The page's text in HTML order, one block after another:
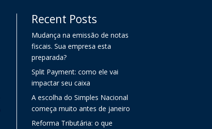
Recent Posts
Mudança na emissão de notas
fiscais. Sua empresa esta
preparada?
Split Payment: como ele vai
impactar seu caixa
A escolha do Simples Nacional
começa muito antes de janeiro
Reforma Tributária: o que